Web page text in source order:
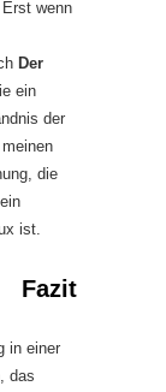
wenn
Der
ein
der
die
ist.
Fazit
in einer
das